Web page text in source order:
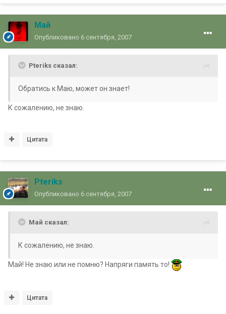
Май
Опубликовано 6 сентября, 2007
Pteriks сказал:
Обратись к Маю, может он знает!
К сожалению, не знаю.
Цитата
Pteriks
Опубликовано 6 сентября, 2007
Май сказал:
К сожалению, не знаю.
Май! Не знаю или не помню? Напряги память то!
Цитата